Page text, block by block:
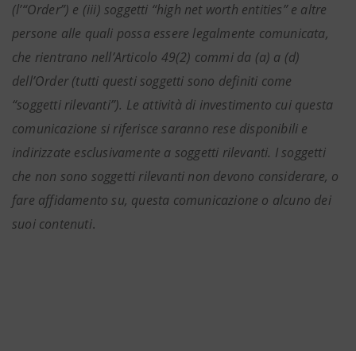
(l’“Order”) e (iii) soggetti “high net worth entities” e altre
persone alle quali possa essere legalmente comunicata,
che rientrano nell’Articolo 49(2) commi da (a) a (d)
dell’Order (tutti questi soggetti sono definiti come
“soggetti rilevanti”). Le attività di investimento cui questa
comunicazione si riferisce saranno rese disponibili e
indirizzate esclusivamente a soggetti rilevanti. I soggetti
che non sono soggetti rilevanti non devono considerare, o
fare affidamento su, questa comunicazione o alcuno dei
suoi contenuti.